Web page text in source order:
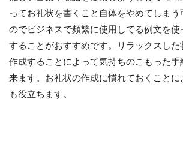
ってお礼状を書くこと自体をやめてしま
のでビジネスで頻繁に使用してる例文を
することがおすすめです。リラックスした
作成することによって気持ちのこもった手
来ます。お礼状の作成に慣れておくこと
も役立ちます。